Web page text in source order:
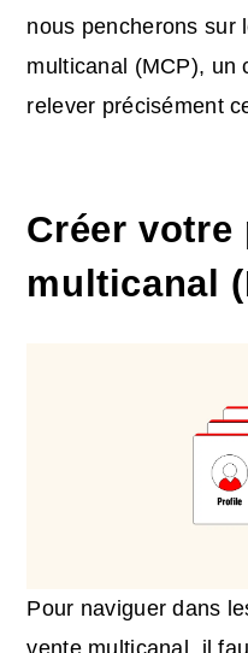
nous pencherons sur
multicanal (MCP), un
relever précisément
Créer
multicanal
Pour naviguer dans